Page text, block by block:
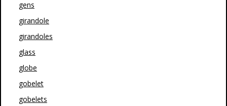
gens
girandole
girandoles
glass
globe
gobelet
gobelets